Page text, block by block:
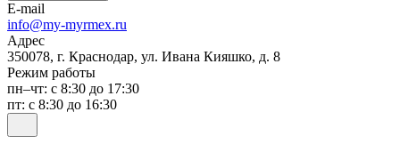
E-mail
info@my-myrmex.ru
Адрес
350078, г. Краснодар, ул. Ивана Кияшко, д. 8
Режим работы
пн–чт: с 8:30 до 17:30
пт: с 8:30 до 16:30